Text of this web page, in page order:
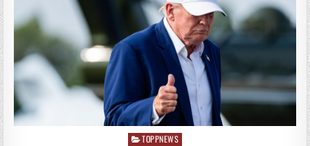
Posted
TOPPNEWS